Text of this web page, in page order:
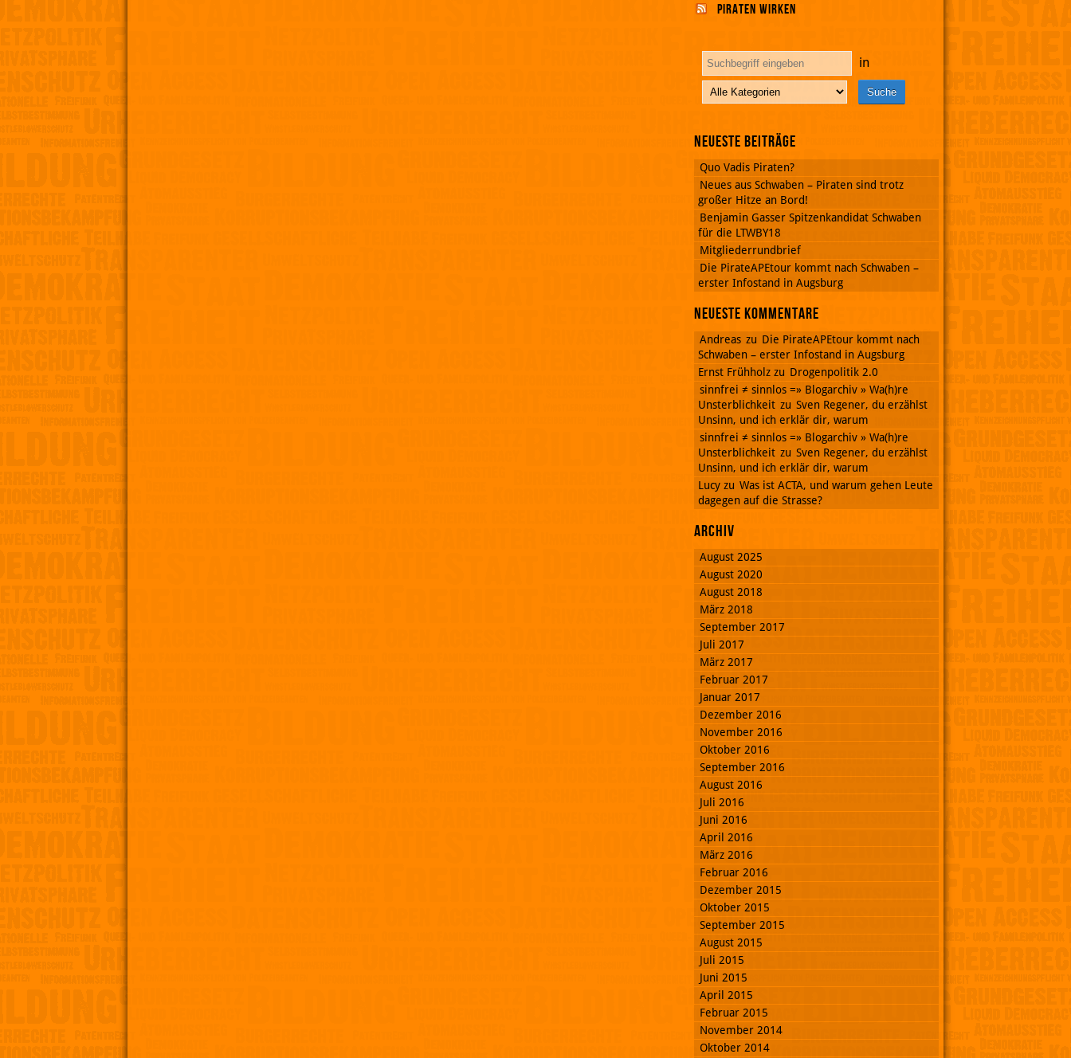
Piraten wirken
in
Neueste Beiträge
Quo Vadis Piraten?
Neues aus Schwaben – Piraten sind trotz
großer Hitze an Bord!
Benjamin Gasser Spitzenkandidat Schwaben
für die LTWBY18
Mitgliederrundbrief
Die PirateAPEtour kommt nach Schwaben –
erster Infostand in Augsburg
Neueste Kommentare
Andreas zu Die PirateAPEtour kommt nach
Schwaben – erster Infostand in Augsburg
Ernst Frühholz zu Drogenpolitik 2.0
sinnfrei ≠ sinnlos =» Blogarchiv » Wa(h)re
Unsterblichkeit zu Sven Regener, du erzählst
Unsinn, und ich erklär dir, warum
sinnfrei ≠ sinnlos =» Blogarchiv » Wa(h)re
Unsterblichkeit zu Sven Regener, du erzählst
Unsinn, und ich erklär dir, warum
Lucy zu Was ist ACTA, und warum gehen Leute
dagegen auf die Strasse?
Archiv
August 2025
August 2020
August 2018
März 2018
September 2017
Juli 2017
März 2017
Februar 2017
Januar 2017
Dezember 2016
November 2016
Oktober 2016
September 2016
August 2016
Juli 2016
Juni 2016
April 2016
März 2016
Februar 2016
Dezember 2015
Oktober 2015
September 2015
August 2015
Juli 2015
Juni 2015
April 2015
Februar 2015
November 2014
Oktober 2014